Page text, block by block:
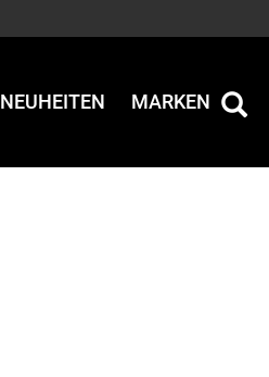
NEUHEITEN MARKEN